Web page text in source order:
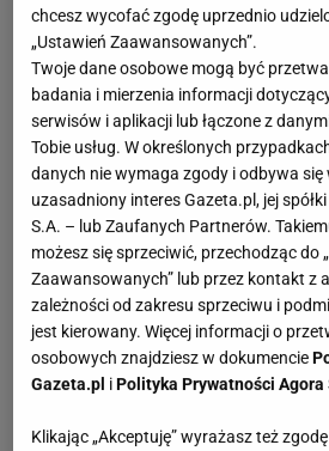
chcesz wycofać zgodę uprzednio
„Ustawień Zaawansowanych”.
Twoje dane osobowe mogą być
badania i mierzenia informacji
serwisów i aplikacji lub łączone z
Tobie usług. W określonych
danych nie wymaga zgody i odbywa się
uzasadniony interes Gazeta.pl, jej
S.A. – lub Zaufanych Partnerów.
możesz się sprzeciwić, przechodząc do
Zaawansowanych” lub przez kontakt z
zależności od zakresu sprzeciwu i
jest kierowany. Więcej informacji o
osobowych znajdziesz w dokumencie
Gazeta.pl iPolityka Prywatności Agora
Klikając „Akceptuję” wyrażasz też